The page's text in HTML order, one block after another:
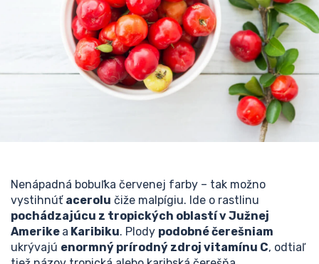
Nenápadná bobuľka červenej farby – tak možno
vystihnúť acerolu čiže malpígiu. Ide o rastlinu
pochádzajúcu z tropických oblastí v Južnej
Amerike a Karibiku. Plody podobné čerešniam
ukrývajú enormný prírodný zdroj vitamínu C, odtiaľ